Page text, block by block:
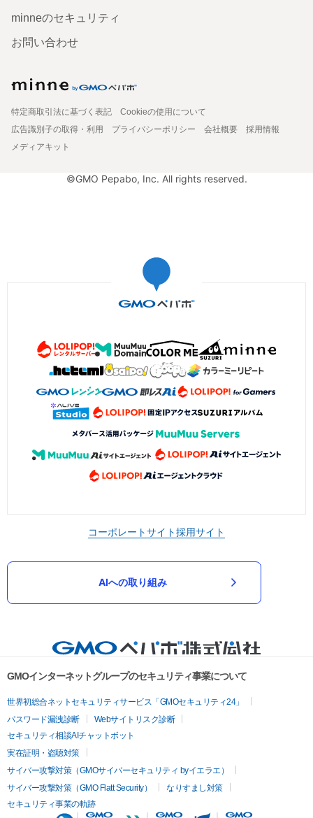
minneのセキュリティ
お問い合わせ
特定商取引法に基づく表記
Cookieの使用について
広告識別子の取得・利用
プライバシーポリシー 会社概要
採用情報
メディアキット
©GMO Pepabo, Inc. All rights reserved.
コーポレートサイト採用サイト
AIへの取り組み
GMOインターネットグループのセキュリティ事業について
世界初総合ネットセキュリティサービス「GMOセキュリティ24」
パスワード漏洩診断
Webサイトリスク診断
セキュリティ相談AIチャットボット
実在証明・盗聴対策
サイバー攻撃対策（GMOサイバーセキュリティ byイエラエ）
サイバー攻撃対策（GMO Flatt Security）
なりすまし対策
セキュリティ事業の軌跡